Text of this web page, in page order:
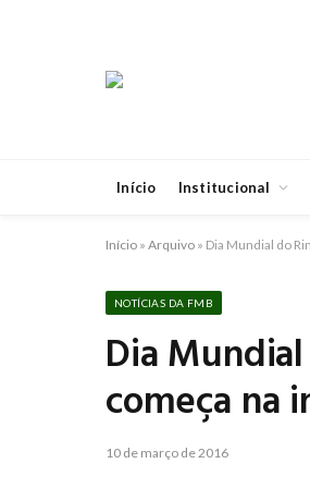
Início Institucional
Início » Arquivo » Dia Mundial do
NOTÍCIAS DA FMB
Dia
começa na
10 de março de 2016